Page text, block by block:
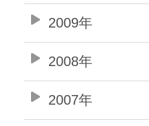
2009年
2008年
2007年